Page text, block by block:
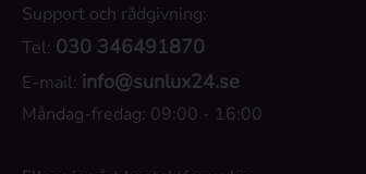
Support och rådgivning:
Tel: 030 346491870
E-mail: info@sunlux24.se
Måndag-fredag: 09:00 - 16:00